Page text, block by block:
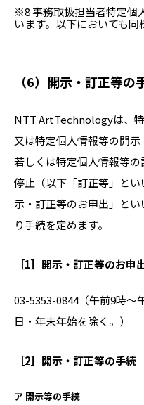
※8 事務取扱担当者特定個
います。以下においても同
（6）開示・訂正等の
NTT ArtTechnologyは、
又は特定個人情報等の開示
若しくは特定個人情報等
停止（以下「訂正等」と
示・訂正等のお申出」と
り手続を定めます。
［1］開示・訂正等のお申
03-5353-0844（午前9時～
日・年末年始を除く。）
［2］開示・訂正等の手続
ア 開示等の手続